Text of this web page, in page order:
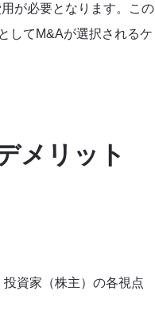
が必要となります。この
してM&Aが選択されるケ
メリット
資家（株主）の各視点